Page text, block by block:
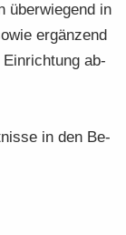
über­wie­gend in
er­gän­zend
Ein­rich­tung ab­
in den Be­